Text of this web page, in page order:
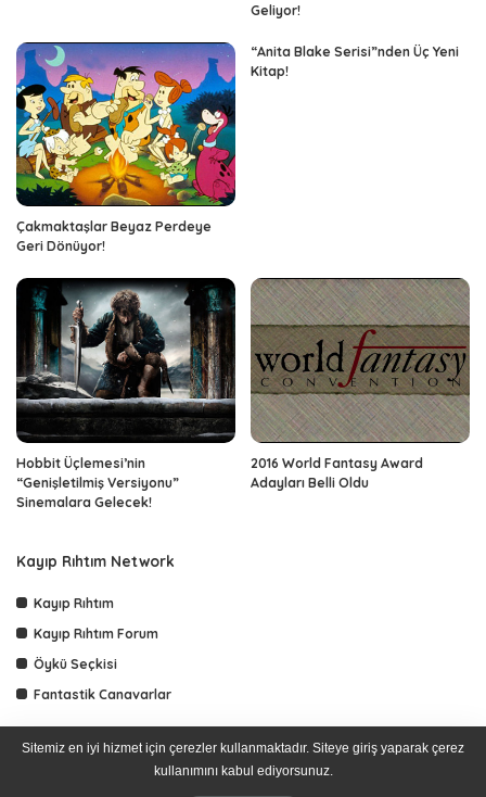
Geliyor!
Çakmaktaşlar Beyaz Perdeye
Geri Dönüyor!
“Anita Blake Serisi”nden Üç Yeni
Kitap!
Hobbit Üçlemesi’nin
“Genişletilmiş Versiyonu”
Sinemalara Gelecek!
2016 World Fantasy Award
Adayları Belli Oldu
Kayıp Rıhtım Network
Kayıp Rıhtım
Kayıp Rıhtım Forum
Öykü Seçkisi
Fantastik Canavarlar
Sitemiz en iyi hizmet için çerezler kullanmaktadır. Siteye giriş yaparak çerez
kullanımını kabul ediyorsunuz.